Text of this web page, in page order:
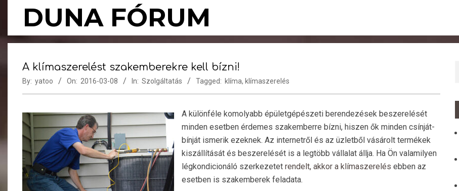
DUNA FÓRUM
A klímaszerelést szakemberekre kell bízni!
By: yatoo On: 2016-03-08 In: Szolgáltatás Tagged: klíma, klímaszerelés
A különféle komolyabb épületgépészeti berendezések beszerelését
minden esetben érdemes szakemberre bízni, hiszen ők minden csínját-
bínját ismerik ezeknek. Az internetről és az üzletből vásárolt termékek
kiszállítását és beszerelését is a legtöbb vállalat állja. Ha Ön valamilyen
légkondicionáló szerkezetet rendelt, akkor a klímaszerelés ebben az
esetben is szakemberek feladata.